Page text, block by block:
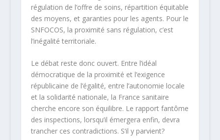
régulation de l’offre de soins, répartition équitable
des moyens, et garanties pour les agents. Pour le
SNFOCOS, la proximité sans régulation, c’est
l’inégalité territoriale. ​
Le débat reste donc ouvert. Entre l’idéal
démocratique de la proximité et l’exigence
républicaine de l’égalité, entre l’autonomie locale
et la solidarité nationale, la France sanitaire
cherche encore son équilibre. Le rapport fantôme
des inspections, lorsqu’il émergera enfin, devra
trancher ces contradictions. S’il y parvient?